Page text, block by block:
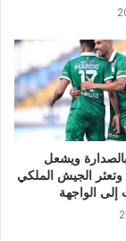
ويشعل
الجيش الملكي
إلى الواجهة